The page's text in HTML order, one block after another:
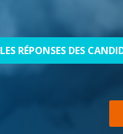
LES RÉPONSES DES